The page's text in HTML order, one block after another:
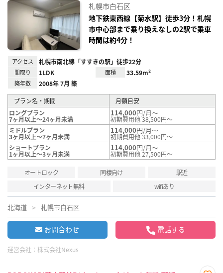
録
札幌市白石区
地下鉄東西線【菊水駅】徒歩3分！札幌
市中心部まで乗り換えなしの2駅で乗車
時間は約4分！
アクセス 札幌市南北線「すすきの駅」徒歩22分
間取り 1LDK 面積 33.59m²
築年数 2008年 7月 築
プラン名・期間
月額目安
ロングプラン
7ヶ月以上～24ヶ月未満
114,000円/月～
初期費用他 38,500円～
ミドルプラン
3ヶ月以上～7ヶ月未満
114,000円/月～
初期費用他 33,000円～
ショートプラン
1ヶ月以上～3ヶ月未満
114,000円/月～
初期費用他 27,500円～
オートロック 同棲向け
駅近
インターネット無料
wifiあり
北海道 札幌市白石区
お問合わせ 電話する
運営会社： 株式会社Nexus